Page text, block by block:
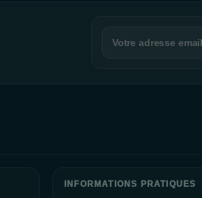
INFORMATIONS PRATIQUES